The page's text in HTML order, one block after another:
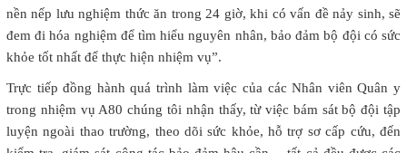
nền nếp lưu nghiệm thức ăn trong 24 giờ, khi có vấn đề nảy sinh, sẽ
đem đi hóa nghiệm để tìm hiểu nguyên nhân, bảo đảm bộ đội có sức
khỏe tốt nhất để thực hiện nhiệm vụ”.
Trực tiếp đồng hành quá trình làm việc của các Nhân viên Quân y
trong nhiệm vụ A80 chúng tôi nhận thấy, từ việc bám sát bộ đội tập
luyện ngoài thao trường, theo dõi sức khỏe, hỗ trợ sơ cấp cứu, đến